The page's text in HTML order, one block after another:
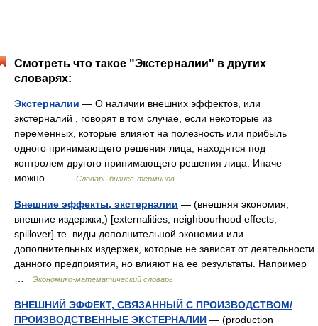
Смотреть что такое "Экстерналии" в других
словарях:
Экстерналии — О наличии внешних эффектов, или
экстерналий , говорят в том случае, если некоторые из
переменных, которые влияют на полезность или прибыль
одного принимающего решения лица, находятся под
контролем другого принимающего решения лица. Иначе
можно… …
Словарь бизнес-терминов
Внешние эффекты, экстерналии — (внешняя экономия,
внешние издержки,) [ex­­ternalities, neighbourhood ef­fects,
spillover] те виды дополнительной экономии или
дополнительных издержек, которые не зависят от деятельности
данного предприятия, но влияют на ее результаты. Например
Экономико-математический словарь
ВНЕШНИЙ ЭФФЕКТ, СВЯЗАННЫЙ С ПРОИЗВОДСТВОМ/
ПРОИЗВОДСТВЕННЫЕ ЭКСТЕРНАЛИИ — (production